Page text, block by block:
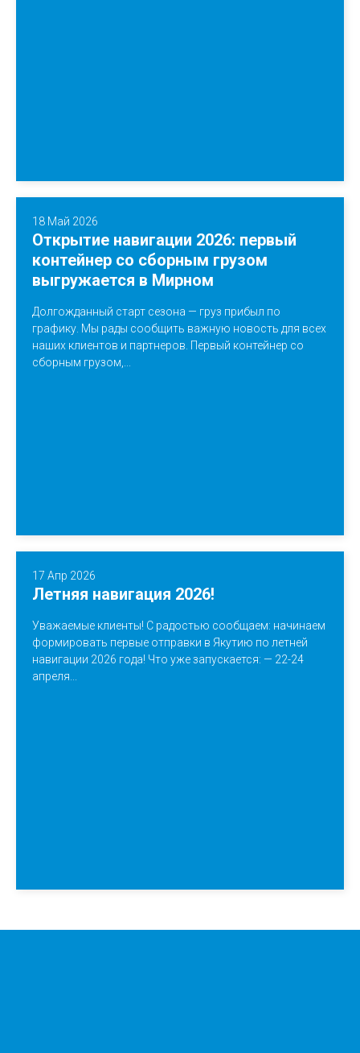
18 Май 2026
Открытие навигации 2026: первый
контейнер со сборным грузом
выгружается в Мирном
Долгожданный старт сезона — груз прибыл по
графику. Мы рады сообщить важную новость для всех
наших клиентов и партнеров. Первый контейнер со
сборным грузом,...
17 Апр 2026
Летняя навигация 2026!
Уважаемые клиенты! С радостью сообщаем: начинаем
формировать первые отправки в Якутию по летней
навигации 2026 года! Что уже запускается: — 22-24
апреля...